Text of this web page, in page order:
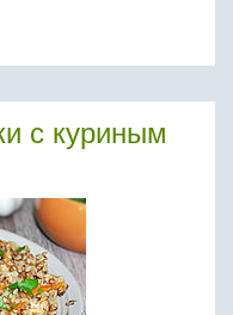
с куриным